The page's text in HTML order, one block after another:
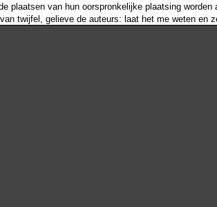
plaatsen van hun oorspronkelijke plaatsing
twijfel, gelieve de auteurs: laat het me weten en